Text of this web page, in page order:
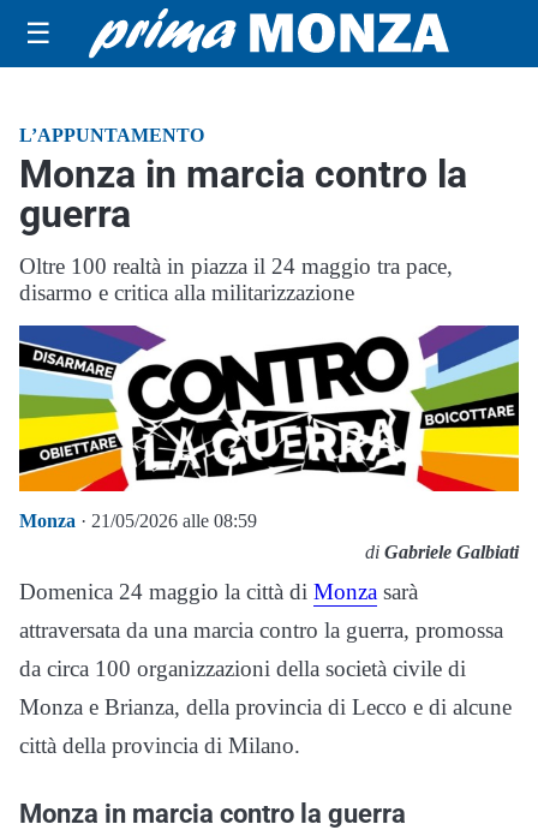
☰
L’APPUNTAMENTO
Monza in marcia contro la
guerra
Oltre 100 realtà in piazza il 24 maggio tra pace,
disarmo e critica alla militarizzazione
Monza · 21/05/2026 alle 08:59
di Gabriele Galbiati
Domenica 24 maggio la città di Monza sarà
attraversata da una marcia contro la guerra, promossa
da circa 100 organizzazioni della società civile di
Monza e Brianza, della provincia di Lecco e di alcune
città della provincia di Milano.
Monza in marcia contro la guerra